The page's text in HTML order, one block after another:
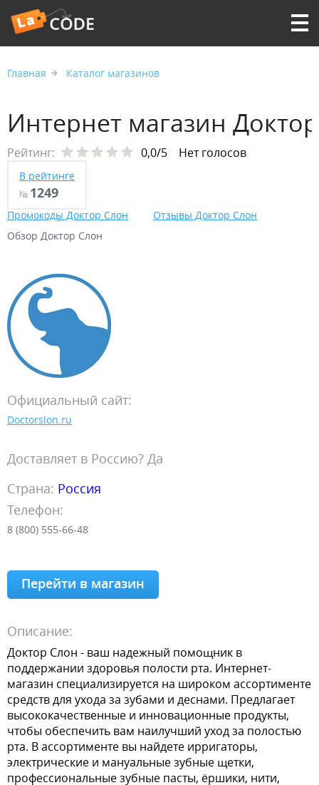
Главная Каталог магазинов
Интернет магазин
Рейтинг: 0,0/5 Нет голосов
В рейтинге
№ 1249
Промокоды Доктор Слон
Отзывы Доктор Слон
Обзор Доктор Слон
Официальный сайт:
Doctorslon.ru
Доставляет в Россию? Да
Страна: Россия
Телефон:
8 (800) 555-66-48
Перейти в магазин
Описание:
Доктор Слон - ваш надежный помощник в
поддержании здоровья полости рта. Интернет-
магазин специализируется на широком ассортименте
средств для ухода за зубами и деснами. Предлагает
высококачественные и инновационные продукты,
чтобы обеспечить вам наилучший уход за полостью
рта. В ассортименте вы найдете ирригаторы,
электрические и мануальные зубные щетки,
профессиональные зубные пасты, ёршики, нити,